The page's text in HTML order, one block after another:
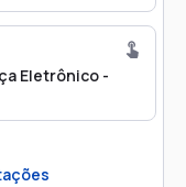
Eletrônico -